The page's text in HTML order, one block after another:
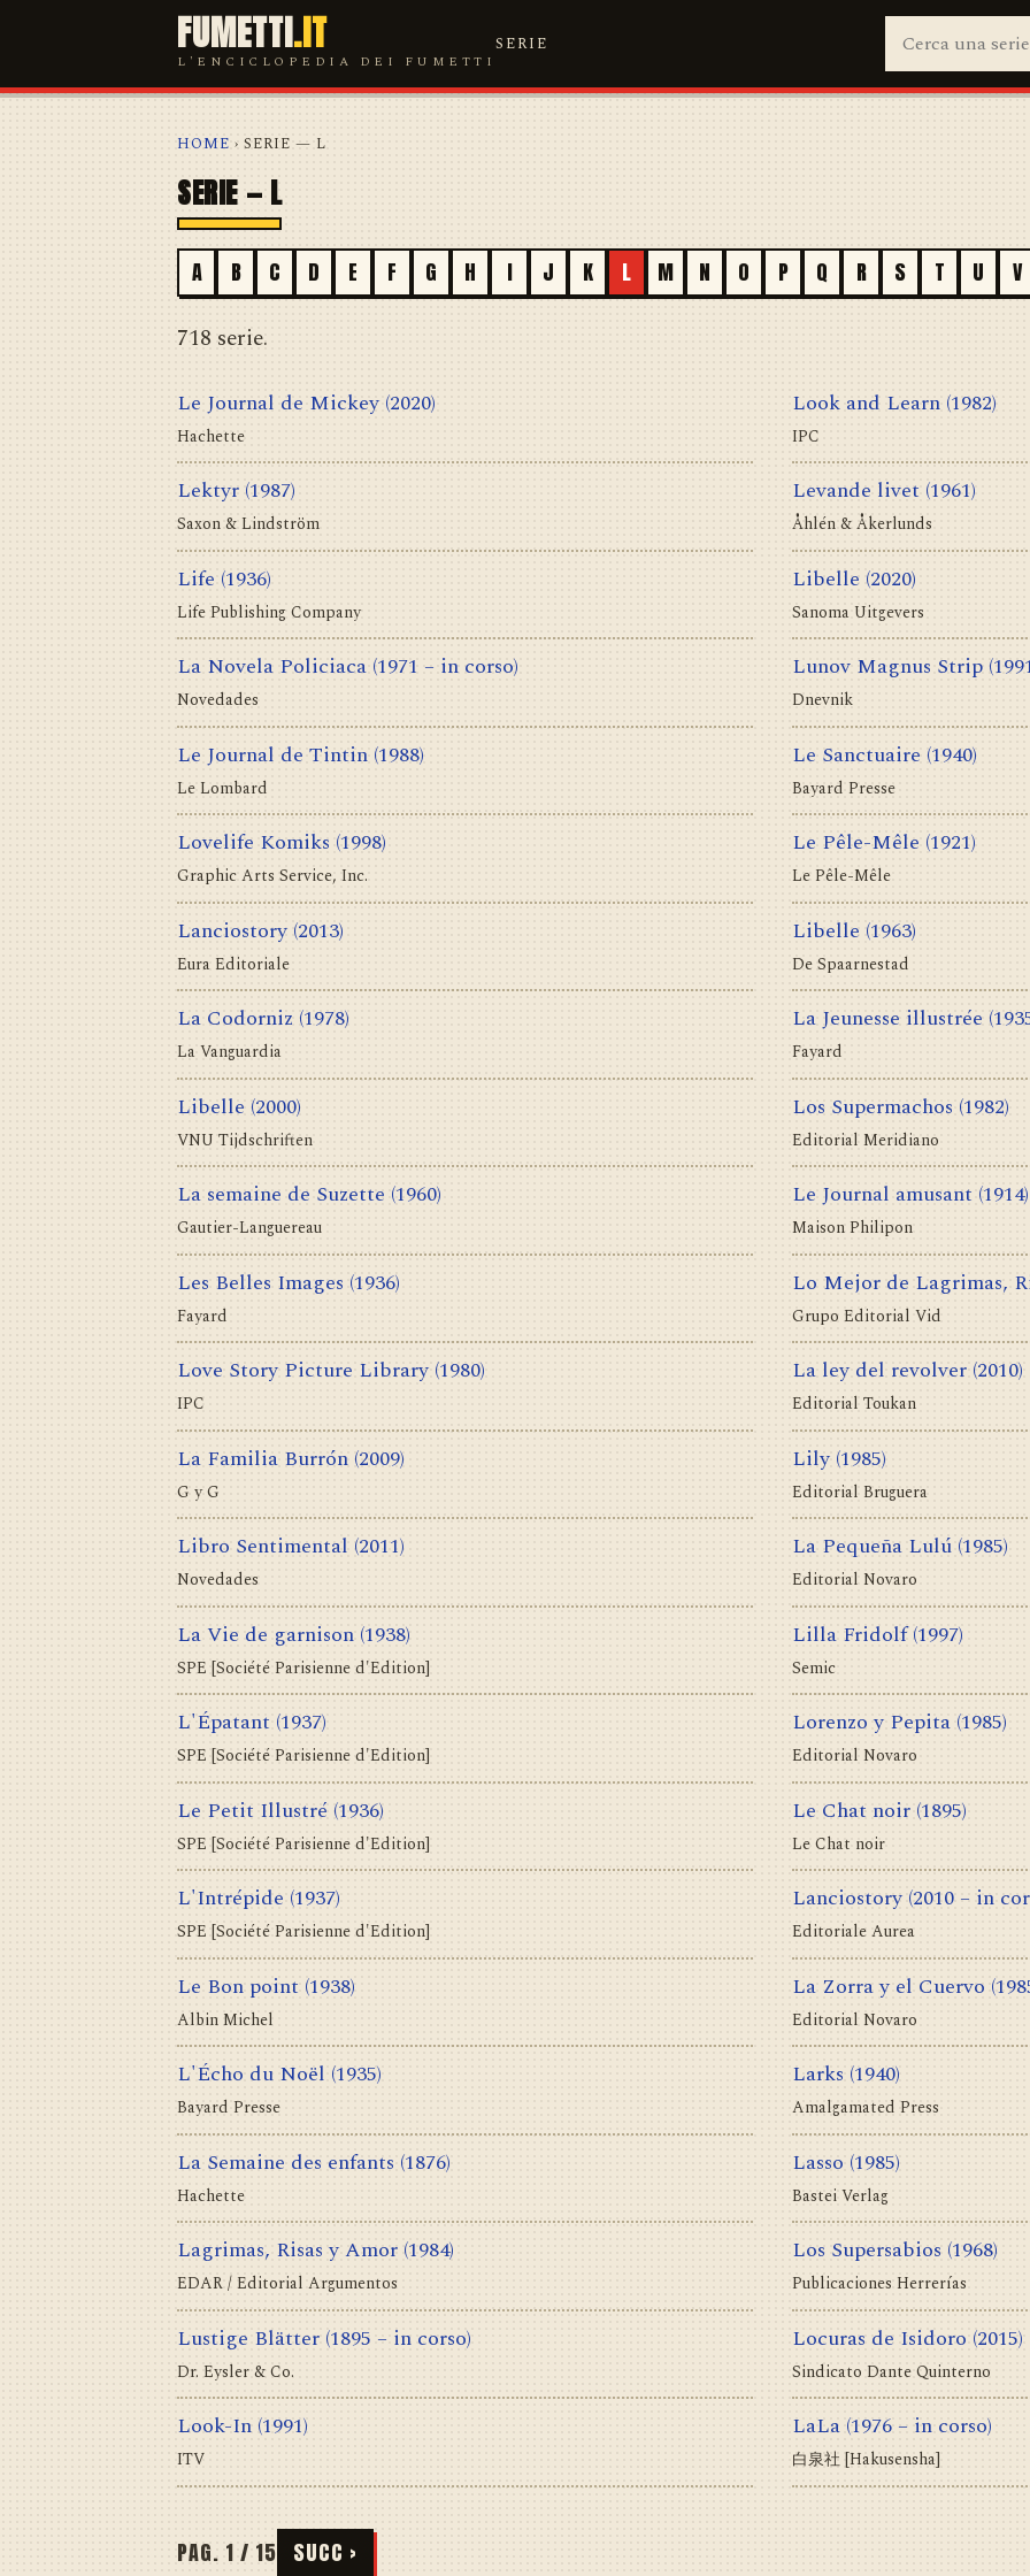
FUMETTI.IT
L'ENCICLOPEDIA DEI FUMETTI
SERIE
HOME › SERIE — L
SERIE — L
A B C D E F G H I J K L M N O P Q R S T U V
718 serie.
Le Journal de Mickey (2020)
Hachette
Lektyr (1987)
Saxon & Lindström
Life (1936)
Life Publishing Company
La Novela Policiaca (1971 – in corso)
Novedades
Le Journal de Tintin (1988)
Le Lombard
Lovelife Komiks (1998)
Graphic Arts Service, Inc.
Lanciostory (2013)
Eura Editoriale
La Codorniz (1978)
La Vanguardia
Libelle (2000)
VNU Tijdschriften
La semaine de Suzette (1960)
Gautier-Languereau
Les Belles Images (1936)
Fayard
Love Story Picture Library (1980)
IPC
La Familia Burrón (2009)
G y G
Libro Sentimental (2011)
Novedades
La Vie de garnison (1938)
SPE [Société Parisienne d'Edition]
L'Épatant (1937)
SPE [Société Parisienne d'Edition]
Le Petit Illustré (1936)
SPE [Société Parisienne d'Edition]
L'Intrépide (1937)
SPE [Société Parisienne d'Edition]
Le Bon point (1938)
Albin Michel
L'Écho du Noël (1935)
Bayard Presse
La Semaine des enfants (1876)
Hachette
Lagrimas, Risas y Amor (1984)
EDAR / Editorial Argumentos
Lustige Blätter (1895 – in corso)
Dr. Eysler & Co.
Look-In (1991)
ITV
Look and Learn (1982)
IPC
Levande livet (1961)
Åhlén & Åkerlunds
Libelle (2020)
Sanoma Uitgevers
Lunov Magnus Strip
Dnevnik
Le Sanctuaire (1940)
Bayard Presse
Le Pêle-Mêle (1921)
Le Pêle-Mêle
Libelle (1963)
De Spaarnestad
La Jeunesse illustrée
Fayard
Los Supermachos (1982)
Editorial Meridiano
Le Journal amusant (1914)
Maison Philipon
Lo Mejor de Lagrimas,
Grupo Editorial Vid
La ley del revolver (2010)
Editorial Toukan
Lily (1985)
Editorial Bruguera
La Pequeña Lulú (1985)
Editorial Novaro
Lilla Fridolf (1997)
Semic
Lorenzo y Pepita (1985)
Editorial Novaro
Le Chat noir (1895)
Le Chat noir
Lanciostory (2010 – in
Editoriale Aurea
La Zorra y el Cuervo
Editorial Novaro
Larks (1940)
Amalgamated Press
Lasso (1985)
Bastei Verlag
Los Supersabios (1968)
Publicaciones Herrerías
Locuras de Isidoro (2015)
Sindicato Dante Quinterno
LaLa (1976 – in corso)
白泉社 [Hakusensha]
PAG. 1 / 15 SUCC ›